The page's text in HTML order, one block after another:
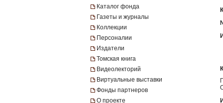
Каталог фонда
Газеты и журналы
Коллекции
Персоналии
Издатели
Томская книга
Видеолекторий
Виртуальные выставки
Фонды партнеров
О проекте